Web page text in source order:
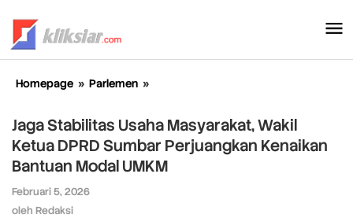
konten
Homepage » Parlemen »
Usaha
Masyarakat,
Wakil
Ketua
Jaga Stabilitas Usaha Masyarakat, Wakil
Ketua DPRD Sumbar Perjuangkan Kenaikan
Bantuan Modal UMKM
Februari 5, 2026
oleh Redaksi